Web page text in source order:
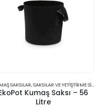
SAKSILAR,SAKSILAR VE YETIŞTIRME SISTEMLERI
Kumaş Saksı – 56
Litre